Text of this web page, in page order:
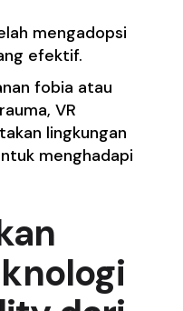
mengadopsi
efektif.
fobia atau
VR
lingkungan
menghadapi